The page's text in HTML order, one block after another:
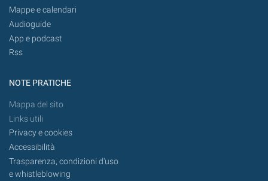
Mappe e calendari
Audioguide
App e podcast
Rss
NOTE PRATICHE
Mappa del sito
Links utili
Privacy e cookies
Accessibilità
Trasparenza, condizioni d'uso
e whistleblowing